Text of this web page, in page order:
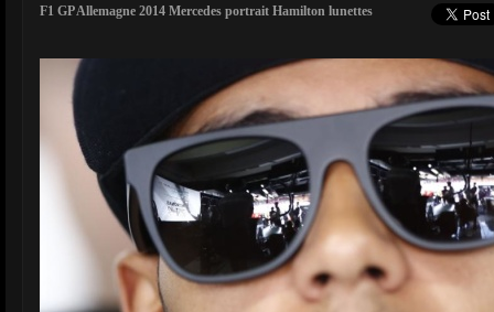
F1 GP Allemagne 2014 Mercedes portrait Hamilton lunettes